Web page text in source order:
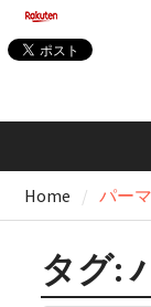
Home パー
タグ: